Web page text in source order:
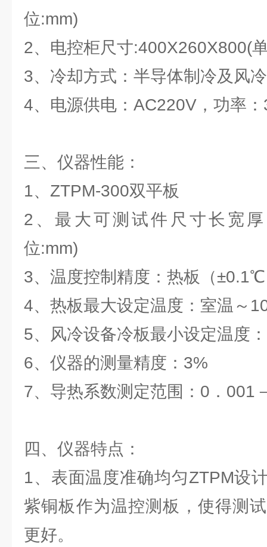
位:mm)
2、电控柜尺寸:400X260X800(
3、冷却方式：半导体制冷及风冷
4、电源供电：AC220V，功率
三、仪器性能：
1、ZTPM-300双平板
2、最大可测试件尺寸长宽厚
位:mm)
3、温度控制精度：热板（
4、热板最大设定温度：室温～
5、风冷设备冷板最小设定温度
6、仪器的测量精度：3%
7、导热系数测定范围：0．001
四、仪器特点：
1、表面温度准确均匀ZTPM设
紫铜板作为温控测板，使得测
更好。